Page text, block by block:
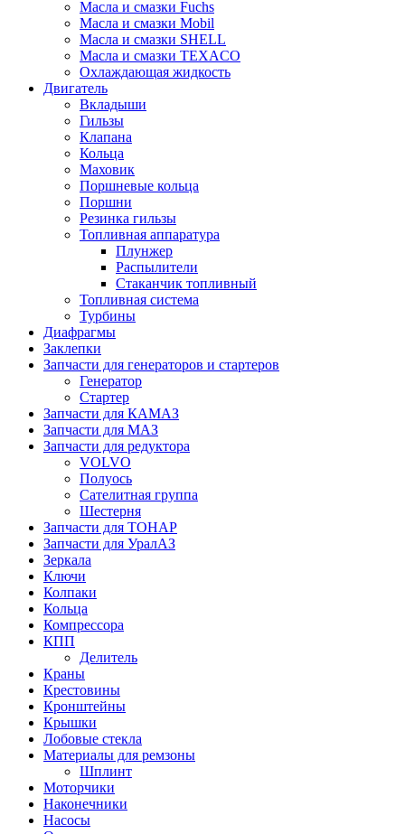
Масла и смазки Fuchs
Масла и смазки Mobil
Масла и смазки SHELL
Масла и смазки TEXACO
Охлаждающая жидкость
Двигатель
Вкладыши
Гильзы
Клапана
Кольца
Маховик
Поршневые кольца
Поршни
Резинка гильзы
Топливная аппаратура
Плунжер
Распылители
Стаканчик топливный
Топливная система
Турбины
Диафрагмы
Заклепки
Запчасти для генераторов и стартеров
Генератор
Стартер
Запчасти для КАМАЗ
Запчасти для МАЗ
Запчасти для редуктора
VOLVO
Полуось
Сателитная группа
Шестерня
Запчасти для ТОНАР
Запчасти для УралАЗ
Зеркала
Ключи
Колпаки
Кольца
Компрессора
КПП
Делитель
Краны
Крестовины
Кронштейны
Крышки
Лобовые стекла
Материалы для ремзоны
Шплинт
Моторчики
Наконечники
Насосы